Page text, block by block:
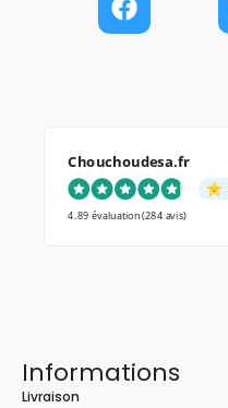
Chouchoudesa.fr
4.89 évaluation(284 avis)
Informations
Livraison